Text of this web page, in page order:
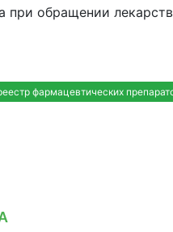
при обращении
фармацевтических